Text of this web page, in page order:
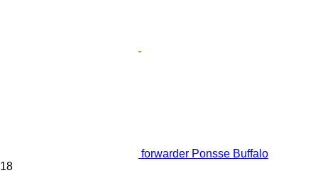
forwarder Ponsse Buffalo
18